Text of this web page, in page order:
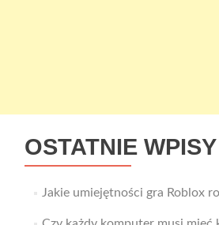
OSTATNIE WPISY
Jakie umiejętności gra Roblox